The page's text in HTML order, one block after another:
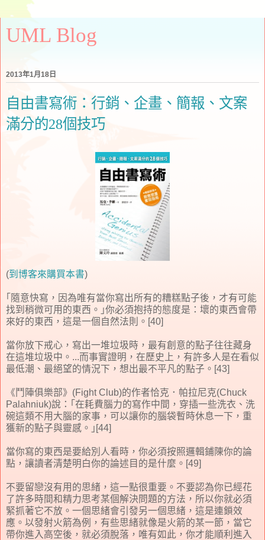
UML Blog
2013年1月18日
自由書寫術：行銷、企畫、簡報、文案
滿分的28個技巧
(到博客來購買本書)
｢隨意快寫，因為唯有當你寫出所有的糟糕點子後，才有可能
找到稍微可用的東西。｣你必須抱持的態度是：壞的東西會帶
來好的東西，這是一個自然法則。[40]
當你放下戒心，寫出一堆垃圾時，最有創意的點子往往藏身
在這堆垃圾中。...而事實證明，在歷史上，有許多人是在看似
最低潮、最絕望的情況下，想出最不平凡的點子。[43]
《鬥陣俱樂部》(Fight Club)的作者恰克．帕拉尼克(Chuck
Palahniuk)說：｢在耗費腦力的寫作中間，穿插一些洗衣、洗
碗這類不用大腦的家事，可以讓你的腦袋暫時休息一下，重
獲新的點子與靈感。｣[44]
當你寫的東西是要給別人看時，你必須按照邏輯鋪陳你的論
點，讓讀者清楚明白你的論述目的是什麼。[49]
不要留戀沒有用的思緒，這一點很重要。不要認為你已經花
了許多時間和精力思考某個解決問題的方法，所以你就必須
緊抓著它不放。一個思緒會引發另一個思緒，這是連鎖效
應。以發射火箭為例，有些思緒就像是火箭的某一節，當它
帶你進入高空後，就必須脫落，唯有如此，你才能順利進入